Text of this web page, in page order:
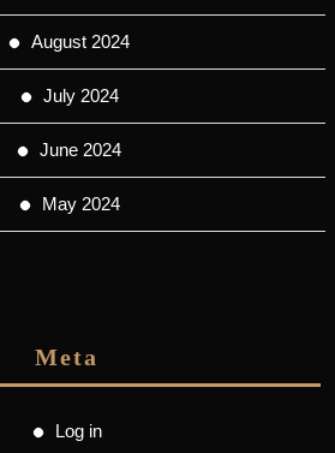
August 2024
July 2024
June 2024
May 2024
Meta
Log in